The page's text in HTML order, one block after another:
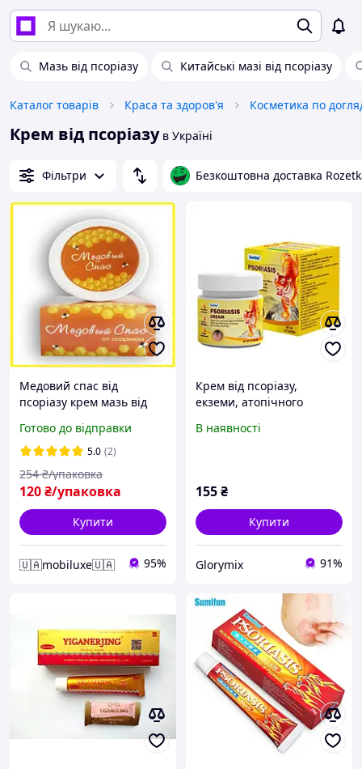
Мазь від псоріазу Китайські мазі від псоріазу
Каталог товарів Краса та здоров'я Косметика по
Крем від псоріазув Україні
Фільтри Безкоштовна доставка
Медовий спас від
псоріазу крем мазь від
Готово до відправки
5.0 (2)
120₴/упаковка
254 ₴/упаковка
Купити
🇺🇦mobiluxe🇺🇦 95%
Крем від псоріазу,
екземи, атопічного
Psoriasis Cream, 20 г
В наявності
155₴
Купити
Glorymix 91%